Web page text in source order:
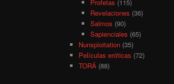
Profetas (115)
Revelaciones (36)
Salmos (90)
Sapienciales (65)
Nunsploitation (35)
Películas eróticas (72)
TORÁ (88)